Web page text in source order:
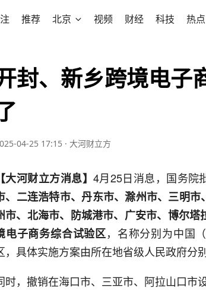
推荐 北京 视频 财经 科技 热点
封、新乡跨境电子
04-25 17:15 · 大河财立方
【大河财立方消息】 4月25日消息，国务院
、二连浩特市、丹东市、滁州市、三明
市、北海市、防城港市、广安市、博尔
电子商务综合试验区，名称分别为中国
，具体实施方案由所在地省级人民政府分
时，撤销在海口市、三亚市、阿拉山口市